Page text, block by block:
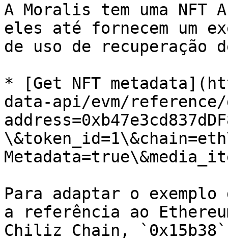
A Moralis tem uma NFT
eles até fornecem um
de uso de recuperação
* [Get NFT
data-api/evm/
Para adaptar o
a referência ao
Chiliz Chain,